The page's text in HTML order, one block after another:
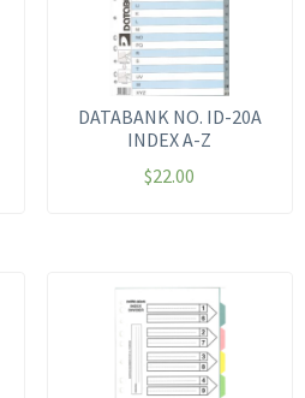
DATABANK NO. ID-20A
INDEX A-Z
$22.00